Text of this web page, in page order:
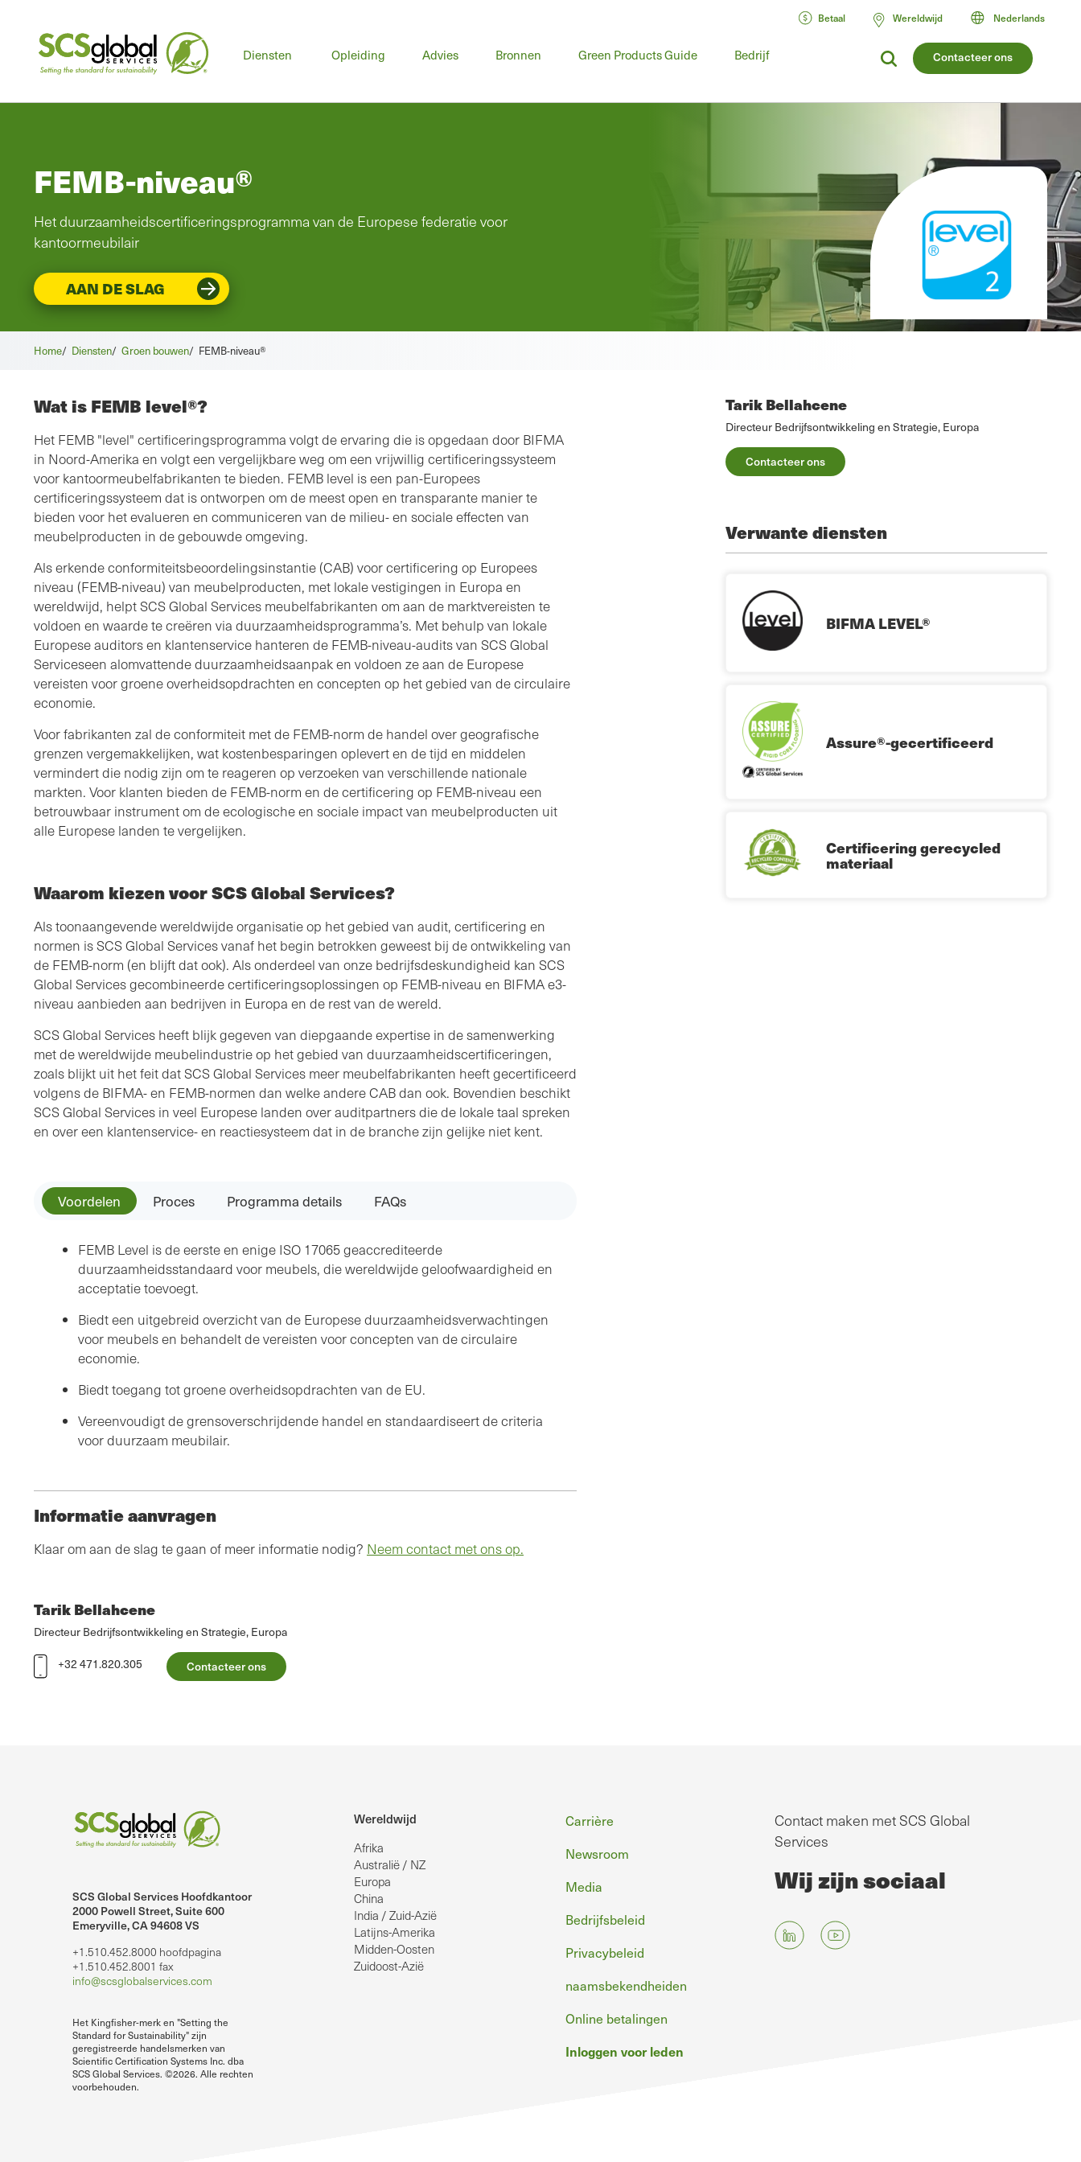
Contacteer ons
Diensten Hoofdmenu
Opleiding Advies Bronnen Green Products Guide Bedrijf
Betaal Wereldwijd Nederlands
FEMB-niveau®
Het duurzaamheidscertificeringsprogramma van de Europese federatie voor
kantoormeubilair
AAN DE SLAG
Home/ Diensten/ Groen bouwen/ FEMB-niveau®
Tarik Bellahcene
Directeur Bedrijfsontwikkeling en Strategie, Europa
Contacteer ons
Wat is FEMB level®?
Het FEMB "level" certificeringsprogramma volgt de ervaring die is opgedaan door BIFMA
in Noord-Amerika en volgt een vergelijkbare weg om een vrijwillig certificeringssysteem
voor kantoormeubelfabrikanten te bieden. FEMB level is een pan-Europees
certificeringssysteem dat is ontworpen om de meest open en transparante manier te
bieden voor het evalueren en communiceren van de milieu- en sociale effecten van
meubelproducten in de gebouwde omgeving.
Als erkende conformiteitsbeoordelingsinstantie (CAB) voor certificering op Europees
niveau (FEMB-niveau) van meubelproducten, met lokale vestigingen in Europa en
wereldwijd, helpt SCS Global Services meubelfabrikanten om aan de marktvereisten te
voldoen en waarde te creëren via duurzaamheidsprogramma’s. Met behulp van lokale
Europese auditors en klantenservice hanteren de FEMB-niveau-audits van SCS Global
Serviceseen alomvattende duurzaamheidsaanpak en voldoen ze aan de Europese
vereisten voor groene overheidsopdrachten en concepten op het gebied van de circulaire
economie.
Voor fabrikanten zal de conformiteit met de FEMB-norm de handel over geografische
grenzen vergemakkelijken, wat kostenbesparingen oplevert en de tijd en middelen
vermindert die nodig zijn om te reageren op verzoeken van verschillende nationale
markten. Voor klanten bieden de FEMB-norm en de certificering op FEMB-niveau een
betrouwbaar instrument om de ecologische en sociale impact van meubelproducten uit
alle Europese landen te vergelijken.
Waarom kiezen voor SCS Global Services?
Als toonaangevende wereldwijde organisatie op het gebied van audit, certificering en
normen is SCS Global Services vanaf het begin betrokken geweest bij de ontwikkeling van
de FEMB-norm (en blijft dat ook). Als onderdeel van onze bedrijfsdeskundigheid kan SCS
Global Services gecombineerde certificeringsoplossingen op FEMB-niveau en BIFMA e3-
niveau aanbieden aan bedrijven in Europa en de rest van de wereld.
SCS Global Services heeft blijk gegeven van diepgaande expertise in de samenwerking
met de wereldwijde meubelindustrie op het gebied van duurzaamheidscertificeringen,
zoals blijkt uit het feit dat SCS Global Services meer meubelfabrikanten heeft gecertificeerd
volgens de BIFMA- en FEMB-normen dan welke andere CAB dan ook. Bovendien beschikt
SCS Global Services in veel Europese landen over auditpartners die de lokale taal spreken
en over een klantenservice- en reactiesysteem dat in de branche zijn gelijke niet kent.
Voordelen Proces Programma details FAQs
FEMB Level is de eerste en enige ISO 17065 geaccrediteerde
duurzaamheidsstandaard voor meubels, die wereldwijde geloofwaardigheid en
acceptatie toevoegt.
Biedt een uitgebreid overzicht van de Europese duurzaamheidsverwachtingen
voor meubels en behandelt de vereisten voor concepten van de circulaire
economie.
Biedt toegang tot groene overheidsopdrachten van de EU.
Vereenvoudigt de grensoverschrijdende handel en standaardiseert de criteria
voor duurzaam meubilair.
Informatie aanvragen
Klaar om aan de slag te gaan of meer informatie nodig? Neem contact met ons op.
Tarik Bellahcene
Directeur Bedrijfsontwikkeling en Strategie, Europa
+32 471.820.305
Contacteer ons
Verwante diensten
BIFMA LEVEL®
Assure®-gecertificeerd
Certificering gerecycled
materiaal
SCS Global Services Hoofdkantoor
2000 Powell Street, Suite 600
Emeryville, CA 94608 VS
+1.510.452.8000 hoofdpagina
+1.510.452.8001 fax
info@scsglobalservices.com
Het Kingfisher-merk en "Setting the
Standard for Sustainability" zijn
geregistreerde handelsmerken van
Scientific Certification Systems Inc. dba
SCS Global Services. ©2026. Alle rechten
voorbehouden.
Wereldwijd
Afrika
Australië / NZ
Europa
China
India / Zuid-Azië
Latijns-Amerika
Midden-Oosten
Zuidoost-Azië
Voettekst
Carrière
Newsroom
Media
Bedrijfsbeleid
Privacybeleid
naamsbekendheiden
Online betalingen
Inloggen voor leden
Contact maken met SCS Global
Services
Wij zijn sociaal
op LinkedIn.
SCS Global Services op YouTube